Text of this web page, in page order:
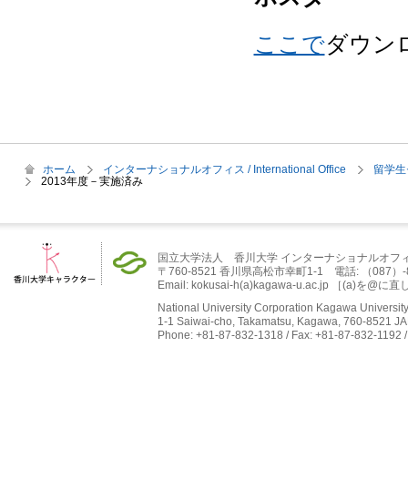
ここでダウン
ホーム インターナショナルオフィス / International Office
留学
2013年度－実施済み
国立大学法人 香川大学 インターナショナルオフ
〒760-8521 香川県高松市幸町1-1 電話: （087）
Email: kokusai-h(a)kagawa-u.ac.jp ［(a)を@に直
National University Corporation Kagawa
1-1 Saiwai-cho, Takamatsu, Kagawa, 760-8521
Phone: +81-87-832-1318 / Fax: +81-87-832-